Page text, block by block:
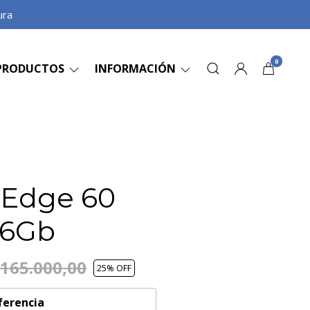
INFORMACIÓN 0
60
25% OFF